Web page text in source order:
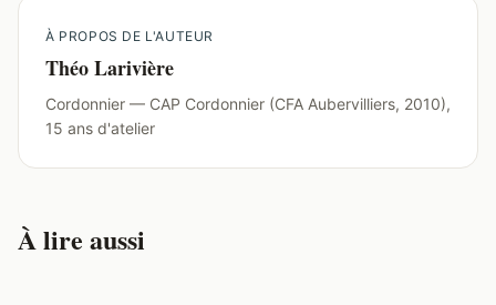
À PROPOS DE L'AUTEUR
Théo Larivière
Cordonnier — CAP Cordonnier (CFA Aubervilliers, 2010),
15 ans d'atelier
À lire aussi